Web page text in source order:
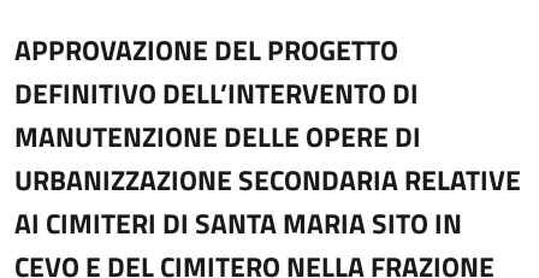
APPROVAZIONE DEL PROGETTO
DEFINITIVO DELL’INTERVENTO DI
MANUTENZIONE DELLE OPERE DI
URBANIZZAZIONE SECONDARIA RELATIVE
AI CIMITERI DI SANTA MARIA SITO IN
CEVO E DEL CIMITERO NELLA FRAZIONE